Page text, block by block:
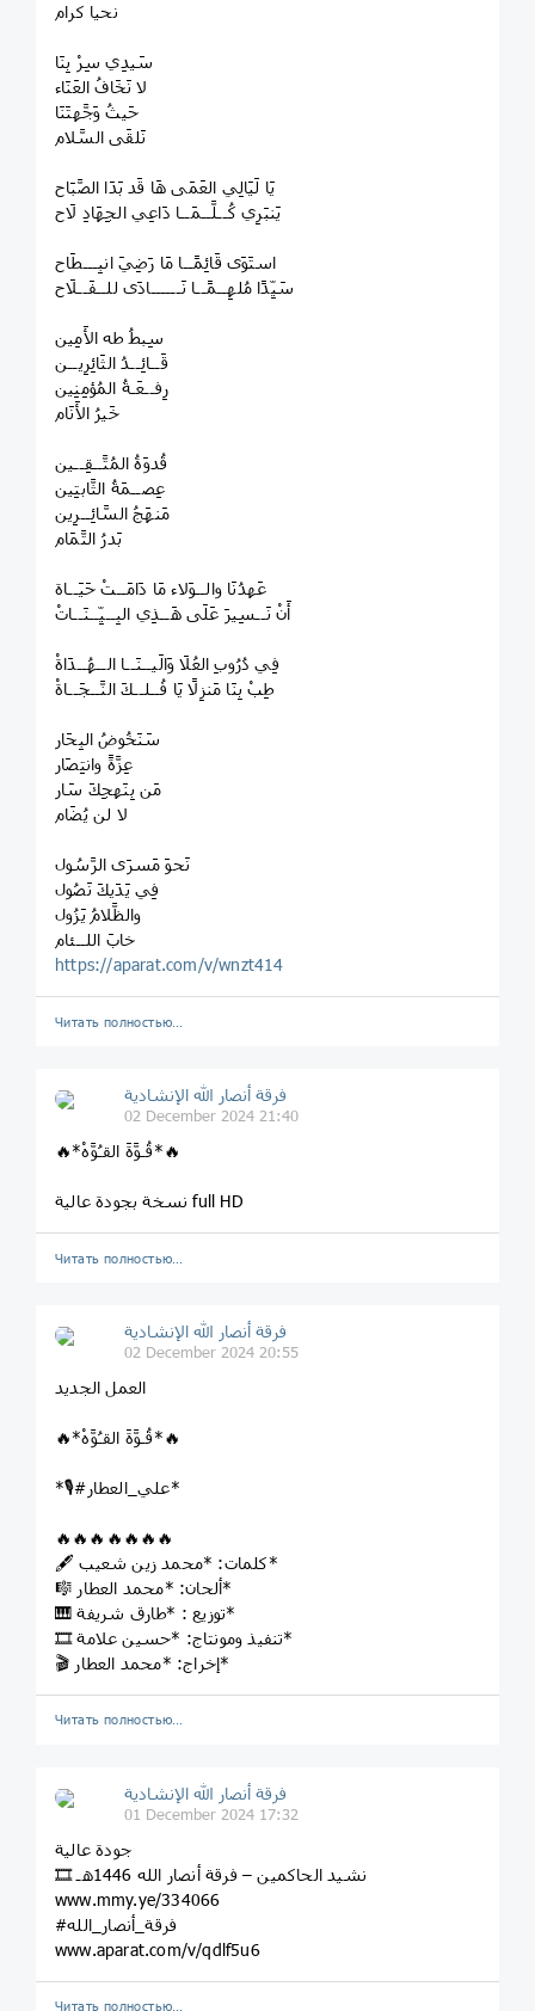
نحيا كرام
سَيدِي سِرْ بِنَا
لا نَخَافُ العَنَاء
حَيثُ وَجَّهتَنَا
نَلقَى السَّلام
يَا لَيَالِي العَمَى هَا قَد بَدَا الصَّبَاح
يَنبَرِي كُــلَّــمَــا دَاعِي الجِهَادِ لَاح
استَوَى قَائِمًــا مَا رَضِيَ انبِـــطَاح
سَيِّدًا مُلهِــمًــا نَــــــادَى للــفَــلَاح
سِبطُ طه الأَمِين
قَــائِــدُ الثَائِرِيــن
رِفــعَـةُ المُؤمِنِين
خَيرُ الأَنَام
قُدوَةُ المُتَّــقِــين
عِصــمَةُ الثَّابتِين
مَنهَجُ السَّائِــرِين
بَدرُ التَّمَام
عَهدُنَا والــوَلاء مَا دَامَــتْ حَيَــاة
أَنْ نَــسِيرَ عَلَى هَــذِي البِــيِّــنَــاتْ
فِي دُرُوبِ العُلَا وَالَيــنَــا الــهُــدَاةْ
طِبْ بِنَا مَنزِلًا يَا فُــلــكَ النَّــجَــاةْ
سَنَخُوضُ البِحَار
عِزَّةً وانتِصَار
مَن بِنَهجِكَ سَار
لا لن يُضَام
نَحوَ مَسرَى الرَّسُول
فِي يَدَيكَ نَصُول
والظَّلامُ يَزُول
خابَ اللــئام
https://aparat.com/v/wnzt414
Читать полностью…
فرقة أنصار الله الإنشادية
02 December 2024 21:40
🔥*قُـوَّةَ القـُوَّهْ*🔥
نسخة بجودة عالية full HD
Читать полностью…
فرقة أنصار الله الإنشادية
02 December 2024 20:55
العمل الجديد
🔥*قُـوَّةَ القـُوَّهْ*🔥
*🎙️#علي_العطار*
🔥🔥🔥🔥🔥🔥🔥
🖋️ كلمات: *محمد زين شعيب*
🎼 ألحان: *محمد العطار*
🎹 توزيع : *طارق شريفة*
🎞 تنفيذ ومونتاج: *حسين علامة*
🎬 إخراج: *محمد العطار*
Читать полностью…
فرقة أنصار الله الإنشادية
01 December 2024 17:32
جودة عالية
🎞 نشيد الحاكمين – فرقة أنصار الله 1446هـ
www.mmy.ye/334066
#فرقة_أنصار_الله
www.aparat.com/v/qdlf5u6
Читать полностью…